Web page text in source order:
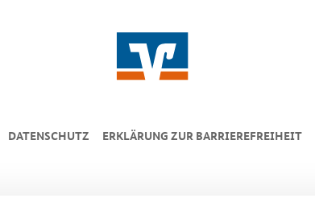
DA­TEN­SCHUTZ ERKLÄRUNG ZUR BARRIEREFREIHEIT